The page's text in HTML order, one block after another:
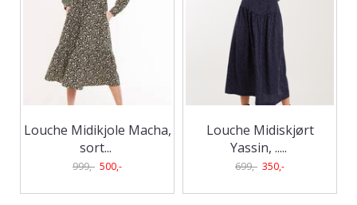
Louche Midikjole Macha,
sort...
999,- 500,-
Louche Midiskjørt
Yassin, .....
699,- 350,-